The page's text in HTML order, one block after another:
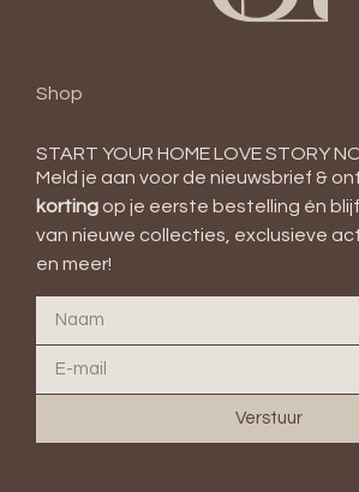
Shop
START YOUR HOME LOVE STORY
Meld je aan voor de nieuwsbrief &
korting op je eerste bestelling én
van nieuwe collecties, exclusieve
en meer!
Verstuur